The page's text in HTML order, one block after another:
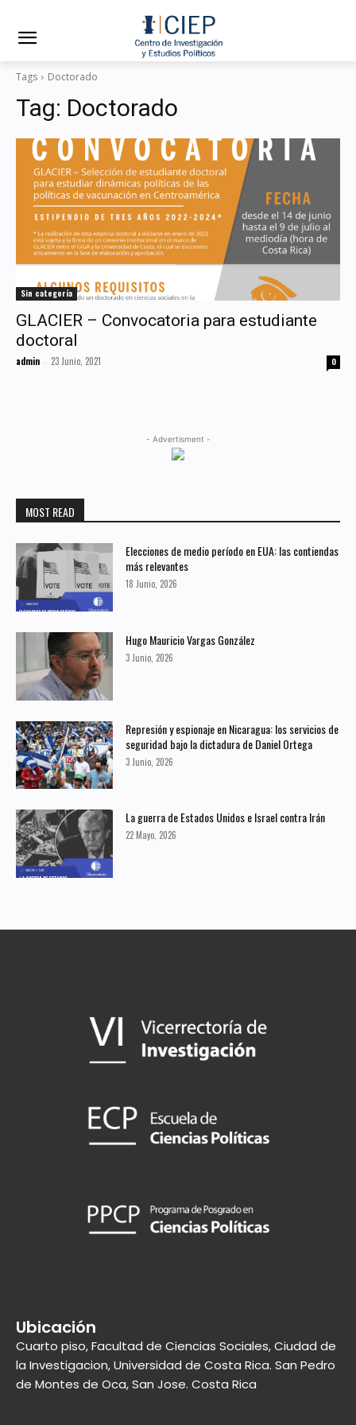
Tags Doctorado
Tag: Doctorado
Sin categoría
GLACIER – Convocatoria para estudiante
doctoral
admin - 23 Junio, 2021 0
- Advertisment -
MOST READ
Elecciones de medio período en EUA: las contiendas
más relevantes
18 Junio, 2026
Hugo Mauricio Vargas González
3 Junio, 2026
Represión y espionaje en Nicaragua: los servicios de
seguridad bajo la dictadura de Daniel Ortega
3 Junio, 2026
La guerra de Estados Unidos e Israel contra Irán
22 Mayo, 2026
Ubicación
Cuarto piso, Facultad de Ciencias Sociales, Ciudad de
la Investigacion, Universidad de Costa Rica. San Pedro
de Montes de Oca, San Jose. Costa Rica